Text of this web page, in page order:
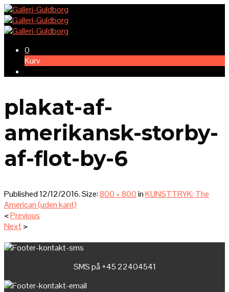
0
Kurv
plakat-af-
amerikansk-storby-
af-flot-by-6
Published12/12/2016. Size:800 × 800inKUNSTTRYK: The
American (uden kant)
<Previous
Next>
SMS på +45 22404541